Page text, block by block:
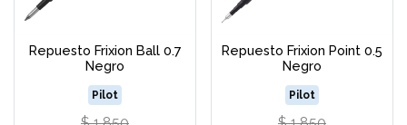
Repuesto Frixion Ball 0.7
Negro
Pilot
Repuesto Frixion Point 0.5
Negro
Pilot